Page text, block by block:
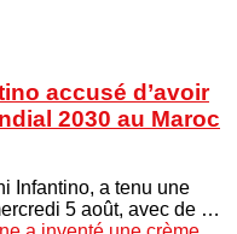
accusé d’avoir
2030 au Maroc
Infantino, a tenu une
5 août, avec de …